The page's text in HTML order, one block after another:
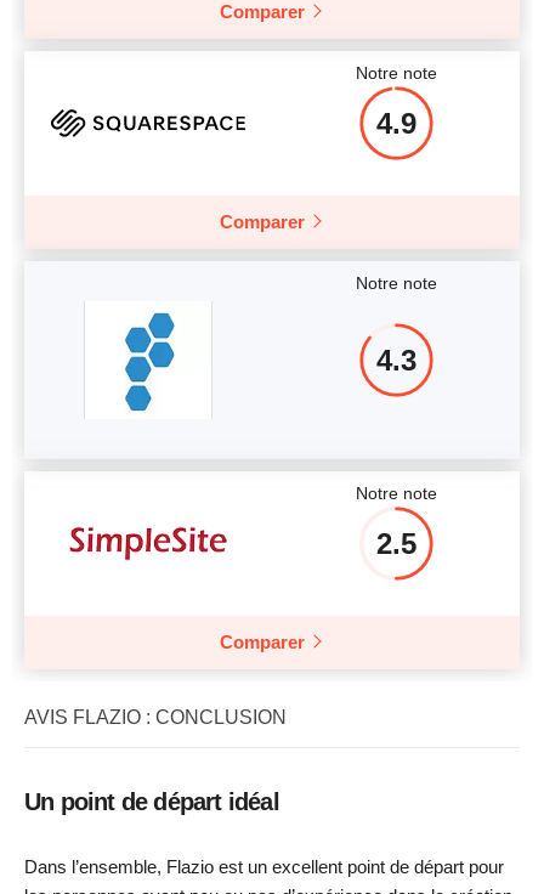
Comparer
Notre note
4.9
Comparer
Notre note
4.3
Notre note
2.5
Comparer
AVIS FLAZIO : CONCLUSION
Un point de départ idéal
Dans l’ensemble, Flazio est un excellent point de départ pour